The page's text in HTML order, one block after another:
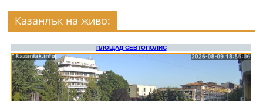
Казанлък на живо: